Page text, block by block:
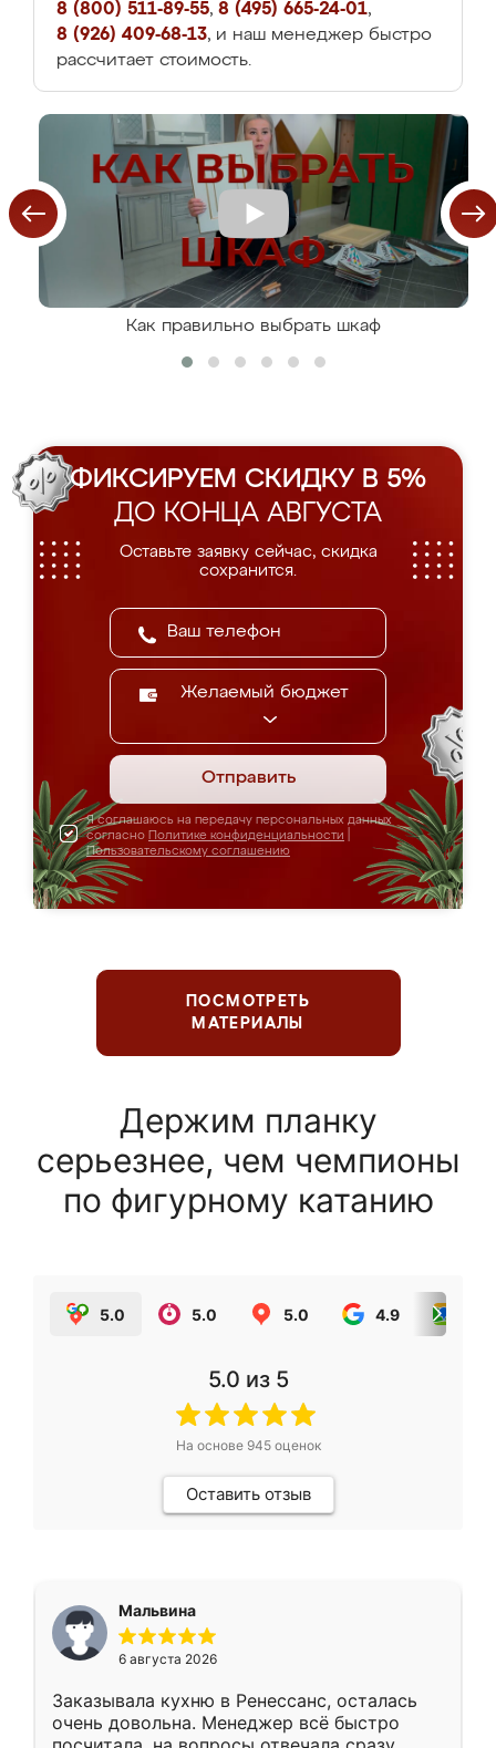
8 (800) 511-89-55, 8 (495) 665-24-01,
8 (926) 409-68-13, и наш менеджер быстро
рассчитает стоимость.
Как правильно выбрать шкаф
ФИКСИРУЕМ СКИДКУ В 5%
ДО КОНЦА АВГУСТА
Оставьте заявку сейчас, скидка
сохранится.
Желаемый бюджет
Отправить
Я соглашаюсь на передачу персональных данных
согласно Политике конфиденциальности
Пользовательскому соглашению
ПОСМОТРЕТЬ
МАТЕРИАЛЫ
Держим планку
серьезнее, чем чемпионы
по фигурному катанию
5.0 5.0 5.0 4.9
5.0 из 5
На основе 945оценок
Оставить отзыв
Мальвина
6 августа 2026
Заказывала кухню в Ренессанс, осталась
очень довольна. Менеджер всё быстро